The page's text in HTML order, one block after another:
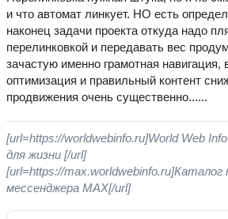
и что автомат линкует. НО есть
наконец задачи проекта откуда надо
перелинковкой и передавать вес
зачастую именно грамотная навигация,
оптимизация и правильный контент
продвижения очень существенно......
[url=https://worldwebinfo.ru]World Web
для жизни [/url]
[url=https://max.worldwebinfo.ru]Каталог
мессенджера MAX[/url]